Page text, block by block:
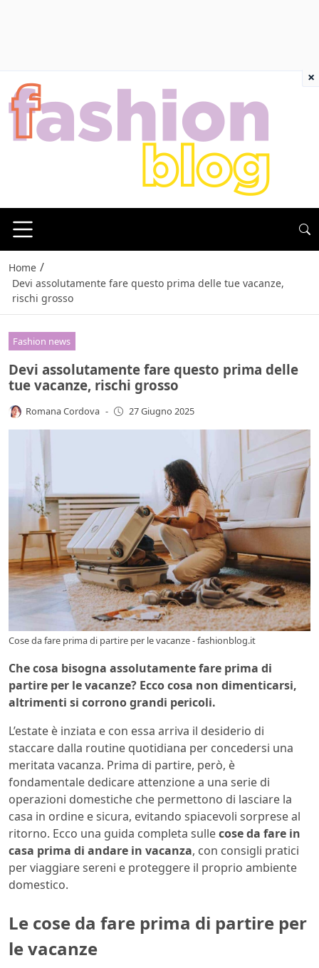
Home /
Devi assolutamente fare questo prima delle tue vacanze,
rischi grosso
Fashion news
Devi assolutamente fare questo prima delle
tue vacanze, rischi grosso
Romana Cordova - 27 Giugno 2025
Cose da fare prima di partire per le vacanze - fashionblog.it
Che cosa bisogna assolutamente fare prima di
partire per le vacanze? Ecco cosa non dimenticarsi,
altrimenti si corrono grandi pericoli.
L’estate è inziata e con essa arriva il desiderio di
staccare dalla routine quotidiana per concedersi una
meritata vacanza. Prima di partire, però, è
fondamentale dedicare attenzione a una serie di
operazioni domestiche che permettono di lasciare la
casa in ordine e sicura, evitando spiacevoli sorprese al
ritorno. Ecco una guida completa sullecose da fare in
casa prima di andare in vacanza, con consigli pratici
per viaggiare sereni e proteggere il proprio ambiente
domestico.
Le cose da fare prima di partire per
le vacanze
×